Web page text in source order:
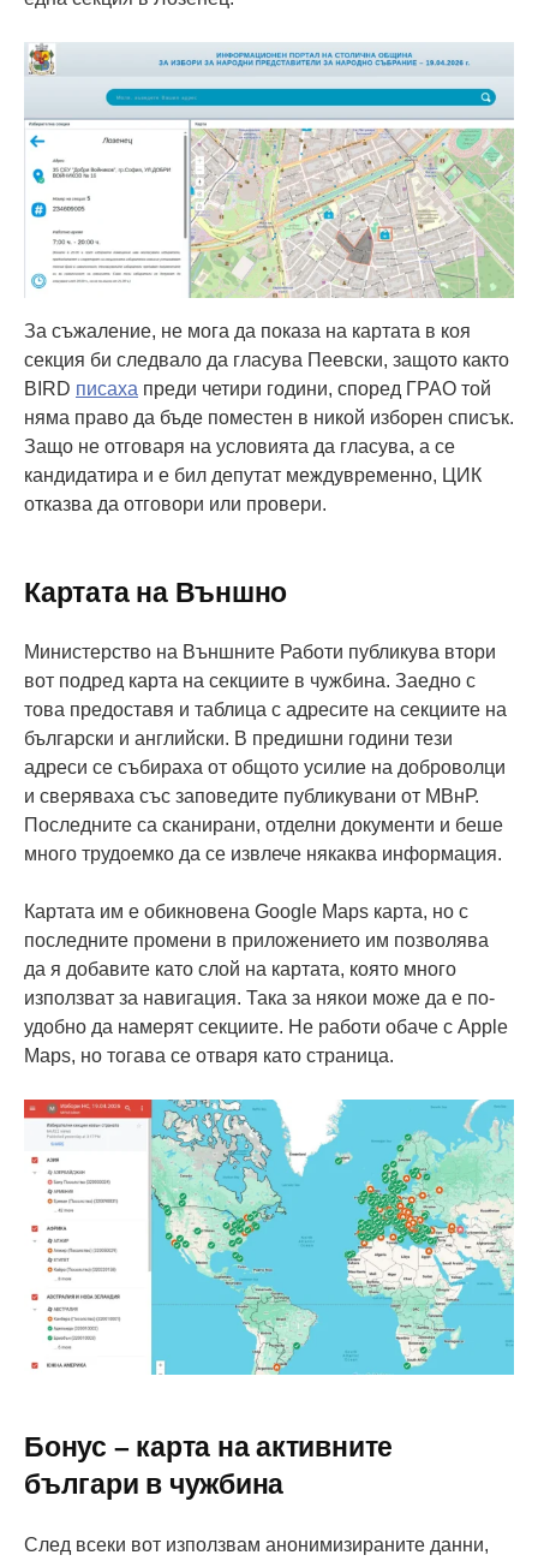
За съжаление, не мога да показа на картата в коя
секция би следвало да гласува Пеевски, защото както
BIRD писаха преди четири години, според ГРАО той
няма право да бъде поместен в никой изборен списък.
Защо не отговаря на условията да гласува, а се
кандидатира и е бил депутат междувременно, ЦИК
отказва да отговори или провери.
Картата на Външно
Министерство на Външните Работи публикува втори
вот подред карта на секциите в чужбина. Заедно с
това предоставя и таблица с адресите на секциите на
български и английски. В предишни години тези
адреси се събираха от общото усилие на доброволци
и сверяваха със заповедите публикувани от МВнР.
Последните са сканирани, отделни документи и беше
много трудоемко да се извлече някаква информация.
Картата им е обикновена Google Maps карта, но с
последните промени в приложението им позволява
да я добавите като слой на картата, която много
използват за навигация. Така за някои може да е по-
удобно да намерят секциите. Не работи обаче с Apple
Maps, но тогава се отваря като страница.
Бонус – карта на активните
българи в чужбина
След всеки вот използвам анонимизираните данни,